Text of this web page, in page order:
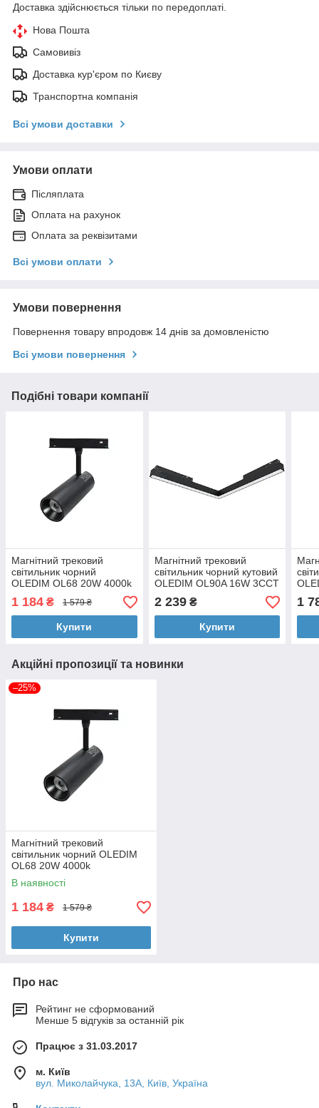
Доставка здійснюється тільки по передоплаті.
Нова Пошта
Самовивіз
Доставка кур'єром по Києву
Транспортна компанія
Всі умови доставки
Умови оплати
Післяплата
Оплата на рахунок
Оплата за реквізитами
Всі умови оплати
Умови повернення
Повернення товару впродовж 14 днів за домовленістю
Всі умови повернення
Подібні товари компанії
Магнітний трековий
світильник чорний
OLEDIM OL68 20W 4000k
1 184 ₴ 1 579 ₴
Купити
Магнітний трековий
світильник чорний кутовий
OLEDIM OL90A 16W 3ССT
(3000K, 4000K, 6000K)
2 239₴
Купити
1
Акційні пропозиції та новинки
–25%
Магнітний трековий
світильник чорний OLEDIM
OL68 20W 4000k
В наявності
1 184 ₴ 1 579 ₴
Купити
Про нас
Рейтинг не сформований
Менше 5 відгуків за останній рік
Працює з 31.03.2017
м. Київ
вул. Миколайчука, 13А, Київ, Україна